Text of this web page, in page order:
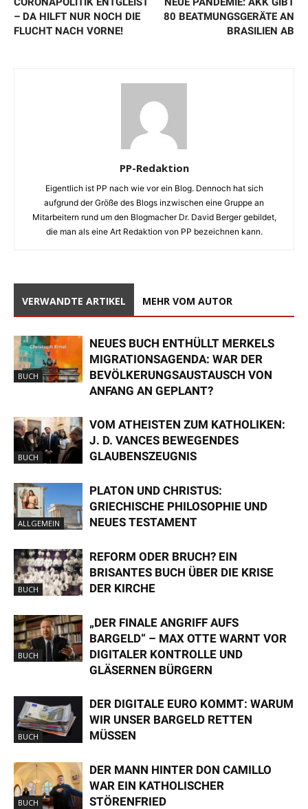
– DA HILFT NUR NOCH DIE
FLUCHT NACH VORNE!
80 BEATMUNGSGERÄTE AN
BRASILIEN AB
PP-Redaktion
Eigentlich ist PP nach wie vor ein Blog. Dennoch hat sich
aufgrund der Größe des Blogs inzwischen eine Gruppe an
Mitarbeitern rund um den Blogmacher Dr. David Berger gebildet,
die man als eine Art Redaktion von PP bezeichnen kann.
VERWANDTE ARTIKEL MEHR VOM AUTOR
BUCH
NEUES BUCH ENTHÜLLT MERKELS
MIGRATIONSAGENDA: WAR DER
BEVÖLKERUNGSAUSTAUSCH VON
ANFANG AN GEPLANT?
BUCH
VOM ATHEISTEN ZUM KATHOLIKEN:
J. D. VANCES BEWEGENDES
GLAUBENSZEUGNIS
ALLGEMEIN
PLATON UND CHRISTUS:
GRIECHISCHE PHILOSOPHIE UND
NEUES TESTAMENT
BUCH
REFORM ODER BRUCH? EIN
BRISANTES BUCH ÜBER DIE KRISE
DER KIRCHE
BUCH
„DER FINALE ANGRIFF AUFS
BARGELD“ – MAX OTTE WARNT VOR
DIGITALER KONTROLLE UND
GLÄSERNEN BÜRGERN
BUCH
DER DIGITALE EURO KOMMT: WARUM
WIR UNSER BARGELD RETTEN
MÜSSEN
BUCH
DER MANN HINTER DON CAMILLO
WAR EIN KATHOLISCHER
STÖRENFRIED